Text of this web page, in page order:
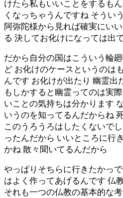
けたら私もいいことをするも
くなっちゃうんですね そうい
阿弥陀様から見れば確実にい
る 決してお化けになっては出
だから自分の国はこういう輪
ど お化けのケースというのは
んです お化けが出たり 幽霊出
もしかすると幽霊ってのは実
いことの気持ちは分かります
いうのを知ってるんだからね
このうろうろはしたくないで
ったんだから いいところに行
かね 散々聞いてるんだから
やっぱりそちらに行きたかっ
はよく作ってあげるんです 仏
それも一つの仏教の基本的な